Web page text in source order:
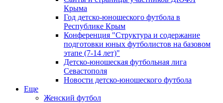
Крыма
Год детско-юношеского футбола в
Республике Крым
Конференция "Структура и содержание
подготовки юных футболистов на базовом
этапе (7-14 лет)"
Детско-юношеская футбольная лига
Севастополя
Новости детско-юношеского футбола
Еще
Женский футбол